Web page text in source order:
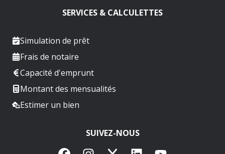
SERVICES & CALCULETTES
Simulation de prêt
Frais de notaire
Capacité d'emprunt
Montant des mensualités
Estimer un bien
SUIVEZ-NOUS